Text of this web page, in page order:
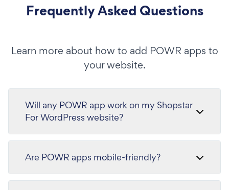
Frequently Asked Questions
Learn more about how to add POWR apps to
your website.
Will any POWR app work on my Shopstar
For WordPress website?
Are POWR apps mobile-friendly?